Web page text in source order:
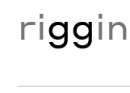
riggin